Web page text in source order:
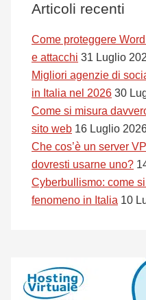
Articoli recenti
Come proteggere
e attacchi 31 Luglio
Migliori agenzie di
in Italia nel 2026 30
Come si misura
sito web 16 Luglio
Che cos’è un server
dovresti usarne uno?
Cyberbullismo: come
fenomeno in Italia 10